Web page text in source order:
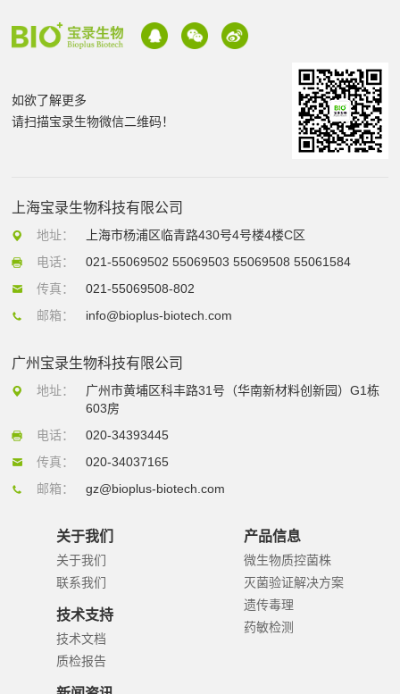
如欲了解更多
请扫描宝录生物微信二维码！
上海宝录生物科技有限公司
地址：
上海市杨浦区临青路430号4号楼4楼C区
电话：
021-55069502 55069503 55069508 55061584
传真：
021-55069508-802
邮箱：
info@bioplus-biotech.com
广州宝录生物科技有限公司
地址：
广州市黄埔区科丰路31号（华南新材料创新园）G1栋
603房
电话：
020-34393445
传真：
020-34037165
邮箱：
gz@bioplus-biotech.com
关于我们
关于我们
联系我们
技术支持
技术文档
质检报告
产品信息
微生物质控菌株
灭菌验证解决方案
遗传毒理
药敏检测